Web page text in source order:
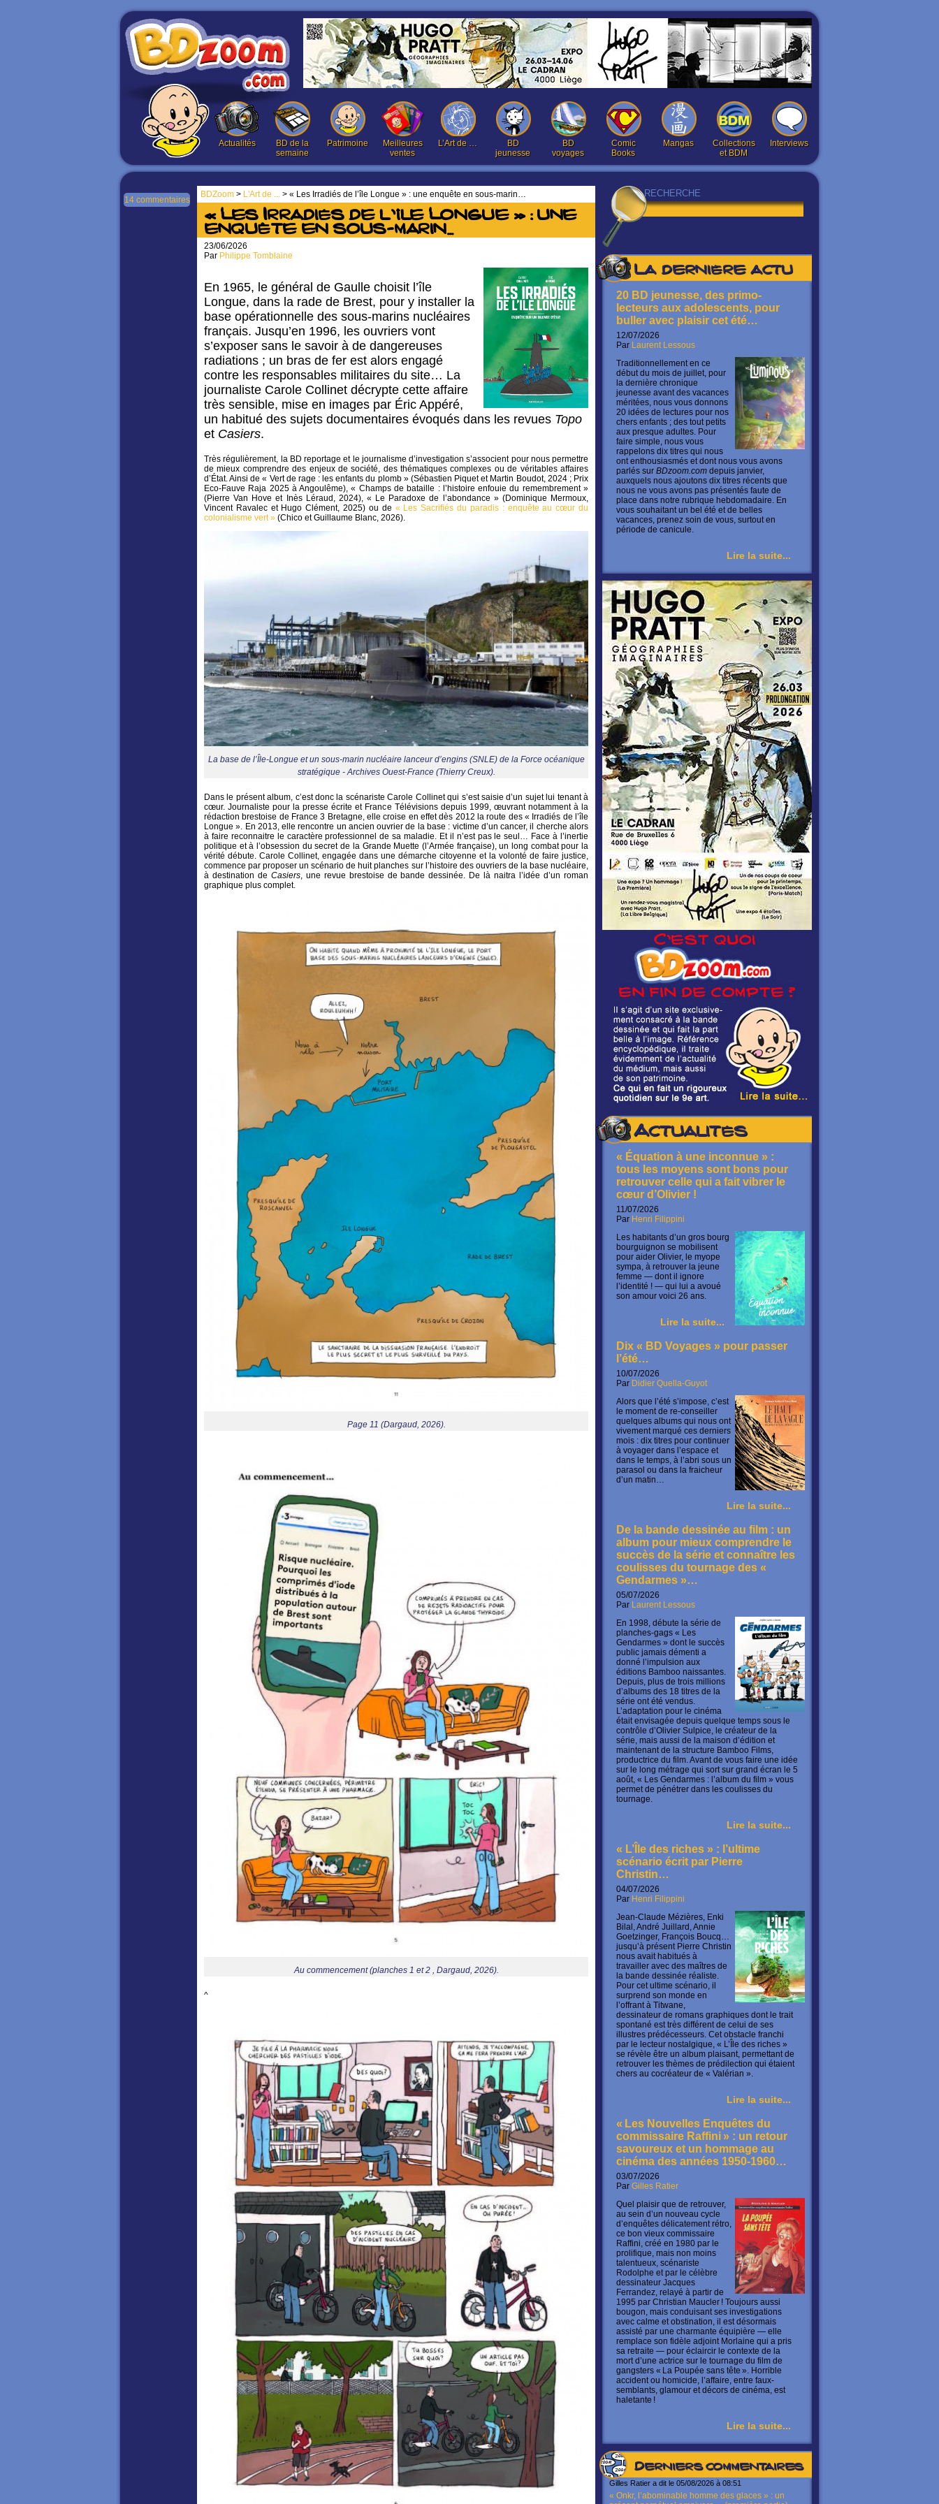
Actualités
BD de la
semaine
Patrimoine
Meilleures
ventes
L’Art de …
BD
jeunesse
BD
voyages
Comic
Books
Mangas
Collections
et BDM
Interviews
La dernière actu
20 BD jeunesse, des primo-
lecteurs aux adolescents, pour
buller avec plaisir cet été…
12/07/2026
Par Laurent Lessous
Traditionnellement en ce
début du mois de juillet, pour
la dernière chronique
jeunesse avant des vacances
méritées, nous vous donnons
20 idées de lectures pour nos
chers enfants ; des tout petits
aux presque adultes. Pour
faire simple, nous vous
rappelons dix titres qui nous
ont enthousiasmés et dont nous vous avons
parlés sur BDzoom.com depuis janvier,
auxquels nous ajoutons dix titres récents que
nous ne vous avons pas présentés faute de
place dans notre rubrique hebdomadaire. En
vous souhaitant un bel été et de belles
vacances, prenez soin de vous, surtout en
période de canicule.
Lire la suite...
Actualités
« Équation à une inconnue » :
tous les moyens sont bons pour
retrouver celle qui a fait vibrer le
cœur d’Olivier !
11/07/2026
Par Henri Filippini
Les habitants d’un gros bourg
bourguignon se mobilisent
pour aider Olivier, le myope
sympa, à retrouver la jeune
femme — dont il ignore
l’identité ! — qui lui a avoué
son amour voici 26 ans.
Lire la suite...
Dix « BD Voyages » pour passer
l’été…
10/07/2026
Par Didier Quella-Guyot
Alors que l’été s’impose, c’est
le moment de re-conseiller
quelques albums qui nous ont
vivement marqué ces derniers
mois : dix titres pour continuer
à voyager dans l’espace et
dans le temps, à l’abri sous un
parasol ou dans la fraicheur
d’un matin…
Lire la suite...
De la bande dessinée au film : un
album pour mieux comprendre le
succès de la série et connaître les
coulisses du tournage des «
Gendarmes »…
05/07/2026
Par Laurent Lessous
En 1998, débute la série de
planches-gags « Les
Gendarmes » dont le succès
public jamais démenti a
donné l’impulsion aux
éditions Bamboo naissantes.
Depuis, plus de trois millions
d’albums des 18 titres de la
série ont été vendus.
L’adaptation pour le cinéma
était envisagée depuis quelque temps sous le
contrôle d’Olivier Sulpice, le créateur de la
série, mais aussi de la maison d’édition et
maintenant de la structure Bamboo Films,
productrice du film. Avant de vous faire une idée
sur le long métrage qui sort sur grand écran le 5
août, « Les Gendarmes : l’album du film » vous
permet de pénétrer dans les coulisses du
tournage.
Lire la suite...
« L’Île des riches » : l’ultime
scénario écrit par Pierre
Christin…
04/07/2026
Par Henri Filippini
Jean-Claude Mézières, Enki
Bilal, André Juillard, Annie
Goetzinger, François Boucq…
jusqu’à présent Pierre Christin
nous avait habitués à
travailler avec des maîtres de
la bande dessinée réaliste.
Pour cet ultime scénario, il
surprend son monde en
l’offrant à Titwane,
dessinateur de romans graphiques dont le trait
spontané est très différent de celui de ses
illustres prédécesseurs. Cet obstacle franchi
par le lecteur nostalgique, « L’Île des riches »
se révèle être un album plaisant, permettant de
retrouver les thèmes de prédilection qui étaient
chers au cocréateur de « Valérian ».
Lire la suite...
« Les Nouvelles Enquêtes du
commissaire Raffini » : un retour
savoureux et un hommage au
cinéma des années 1950-1960…
03/07/2026
Par Gilles Ratier
Quel plaisir que de retrouver,
au sein d’un nouveau cycle
d’enquêtes délicatement rétro,
ce bon vieux commissaire
Raffini, créé en 1980 par le
prolifique, mais non moins
talentueux, scénariste
Rodolphe et par le célèbre
dessinateur Jacques
Ferrandez, relayé à partir de
1995 par Christian Maucler ! Toujours aussi
bougon, mais conduisant ses investigations
avec calme et obstination, il est désormais
assisté par une charmante équipière — elle
remplace son fidèle adjoint Morlaine qui a pris
sa retraite — pour éclaircir le contexte de la
mort d’une actrice sur le tournage du film de
gangsters « La Poupée sans tête ». Horrible
accident ou homicide, l’affaire, entre faux-
semblants, glamour et décors de cinéma, est
haletante !
Lire la suite...
Derniers commentaires
Gilles Ratier a dit le 05/08/2026 à 08:51
« Onkr, l’abominable homme des glaces » : un
BDZoom > L'Art de ... > « Les Irradiés de l’île Longue » : une enquête en sous-marin…
14 commentaires
« Les Irradiés de l’île Longue » : une
enquête en sous-marin…
23/06/2026
Par Philippe Tomblaine
En 1965, le général de Gaulle choisit l’île
Longue, dans la rade de Brest, pour y installer la
base opérationnelle des sous-marins nucléaires
français. Jusqu’en 1996, les ouvriers vont
s’exposer sans le savoir à de dangereuses
radiations ; un bras de fer est alors engagé
contre les responsables militaires du site… La
journaliste Carole Collinet décrypte cette affaire
très sensible, mise en images par Éric Appéré,
un habitué des sujets documentaires évoqués dans les revues Topo
et Casiers.
Très régulièrement, la BD reportage et le journalisme d’investigation s’associent pour nous permettre
de mieux comprendre des enjeux de société, des thématiques complexes ou de véritables affaires
d’État. Ainsi de « Vert de rage : les enfants du plomb » (Sébastien Piquet et Martin Boudot, 2024 ; Prix
Eco-Fauve Raja 2025 à Angoulême), « Champs de bataille : l’histoire enfouie du remembrement »
(Pierre Van Hove et Inès Léraud, 2024), « Le Paradoxe de l’abondance » (Dominique Mermoux,
Vincent Ravalec et Hugo Clément, 2025) ou de « Les Sacrifiés du paradis : enquête au cœur du
colonialisme vert » (Chico et Guillaume Blanc, 2026).
La base de l’Île-Longue et un sous-marin nucléaire lanceur d’engins (SNLE) de la Force océanique
stratégique - Archives Ouest-France (Thierry Creux).
Dans le présent album, c’est donc la scénariste Carole Collinet qui s’est saisie d’un sujet lui tenant à
cœur. Journaliste pour la presse écrite et France Télévisions depuis 1999, œuvrant notamment à la
rédaction brestoise de France 3 Bretagne, elle croise en effet dès 2012 la route des « Irradiés de l’île
Longue ». En 2013, elle rencontre un ancien ouvrier de la base : victime d’un cancer, il cherche alors
à faire reconnaitre le caractère professionnel de sa maladie. Et il n’est pas le seul… Face à l’inertie
politique et à l’obsession du secret de la Grande Muette (l’Armée française), un long combat pour la
vérité débute. Carole Collinet, engagée dans une démarche citoyenne et la volonté de faire justice,
commence par proposer un scénario de huit planches sur l’histoire des ouvriers de la base nucléaire,
à destination de Casiers, une revue brestoise de bande dessinée. De là naitra l’idée d’un roman
graphique plus complet.
Page 11 (Dargaud, 2026).
Au commencement (planches 1 et 2 , Dargaud, 2026).
^